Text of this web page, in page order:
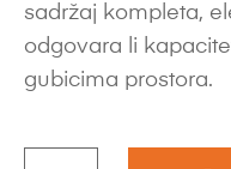
sadržaj kompleta,
odgovara li
gubicima prostora.